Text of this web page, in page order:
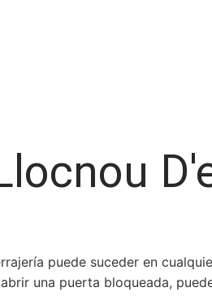
puede suceder en
una puerta bloqueada,